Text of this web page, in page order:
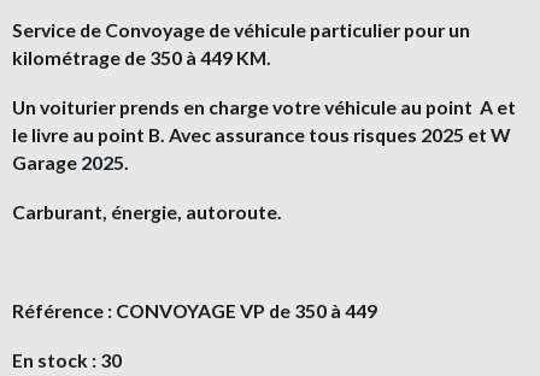
Service de Convoyage de véhicule particulier pour un
kilométrage de 350 à 449 KM.
Un voiturier prends en charge votre véhicule au point A et
le livre au point B. Avec assurance tous risques 2025 et W
Garage 2025.
Carburant, énergie, autoroute.
Référence : CONVOYAGE VP de 350 à 449
En stock : 30